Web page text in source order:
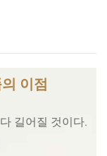
이점
길어질 것이다.